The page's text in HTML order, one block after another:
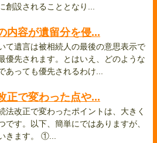
創設されることとなり...
内容が遺留分を侵...
て遺言は被相続人の最後の意思表示で
優先されます。とはいえ、どのような
あっても優先されるわけ...
正で変わった点や...
法改正で変わったポイントは、大きく
です。以下、簡単にではありますが、
きます。 ①...